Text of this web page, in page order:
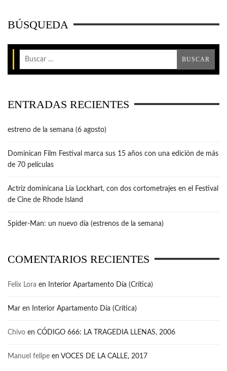
BÚSQUEDA
ENTRADAS RECIENTES
estreno de la semana (6 agosto)
Dominican Film Festival marca sus 15 años con una edición de más
de 70 películas
Actriz dominicana Lía Lockhart, con dos cortometrajes en el Festival
de Cine de Rhode Island
Spider-Man: un nuevo día (estrenos de la semana)
COMENTARIOS RECIENTES
Felix Lora en Interior Apartamento Día (Crítica)
Mar en Interior Apartamento Día (Crítica)
Chivo en CÓDIGO 666: LA TRAGEDIA LLENAS, 2006
Manuel felipe en VOCES DE LA CALLE, 2017